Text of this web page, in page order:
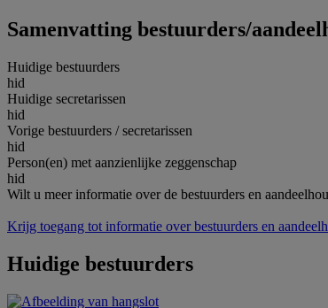
Samenvatting bestuurders/
Huidige bestuurders
hid
Huidige secretarissen
hid
Vorige bestuurders / secretarissen
hid
Person(en) met aanzienlijke zeggenschap
hid
Wilt u meer informatie over de bestuurders en
Krijg toegang tot informatie over bestuurders en
Huidige bestuurders